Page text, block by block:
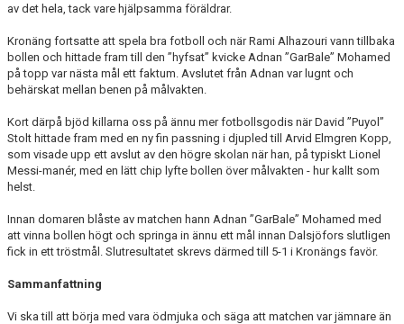
av det hela, tack vare hjälpsamma föräldrar.
Kronäng fortsatte att spela bra fotboll och när Rami Alhazouri vann tillbaka
bollen och hittade fram till den ”hyfsat” kvicke Adnan ”GarBale” Mohamed
på topp var nästa mål ett faktum. Avslutet från Adnan var lugnt och
behärskat mellan benen på målvakten.
Kort därpå bjöd killarna oss på ännu mer fotbollsgodis när David ”Puyol”
Stolt hittade fram med en ny fin passning i djupled till Arvid Elmgren Kopp,
som visade upp ett avslut av den högre skolan när han, på typiskt Lionel
Messi-manér, med en lätt chip lyfte bollen över målvakten - hur kallt som
helst.
Innan domaren blåste av matchen hann Adnan ”GarBale” Mohamed med
att vinna bollen högt och springa in ännu ett mål innan Dalsjöfors slutligen
fick in ett tröstmål. Slutresultatet skrevs därmed till 5-1 i Kronängs favör.
Sammanfattning
Vi ska till att börja med vara ödmjuka och säga att matchen var jämnare än